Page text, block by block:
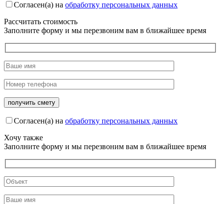
Согласен(а) на обработку персональных данных
Рассчитать стоимость
Заполните форму и мы перезвоним вам в ближайшее время
Согласен(а) на обработку персональных данных
Хочу также
Заполните форму и мы перезвоним вам в ближайшее время